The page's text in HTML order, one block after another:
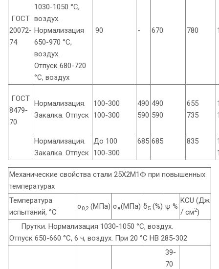
ГОСТ
20072-
74
1030-1050 °С,
воздух.
Нормализация
650-970 °С,
воздух.
Отпуск 680-720
°С, воздух
90 - 670 780
ГОСТ
8479-
70
Нормализация.
Закалка. Отпуск
100-300
100-300
490
590
490
590
655
735
Нормализация.
Закалка. Отпуск
До 100
100-300
685 685 835
Механические свойства стали 25Х2М1Ф при повышенных
температурах
Температура
испытаний, °С
σ0,2 (МПа) σв(МПа) δ5 (%) ψ %
KCU (Дж
/ см2)
Прутки. Нормализация 1030-1050 °С, воздух.
Отпуск 650-660 °С, 6 ч, воздух. При 20 °С НВ 285-302
39-
70